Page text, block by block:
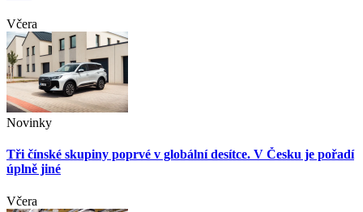
Včera
Novinky
Tři čínské skupiny poprvé v globální desítce. V Česku je pořadí
úplně jiné
Včera